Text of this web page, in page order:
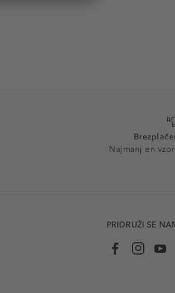
Najmanj en
PRIDRUŽI SE